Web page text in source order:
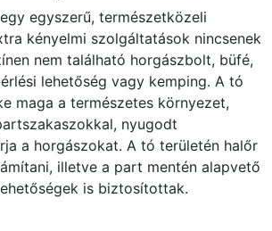
egyszerű, természetközeli
kényelmi szolgáltatások nincsenek
nem található horgászbolt, büfé,
lehetőség vagy kemping. A tó
maga a természetes környezet,
nyugodt
a horgászokat. A tó területén halőr
illetve a part mentén alapvető
is biztosítottak.